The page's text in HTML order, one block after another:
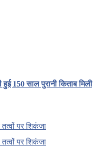
150 साल पुरानी किताब मिली